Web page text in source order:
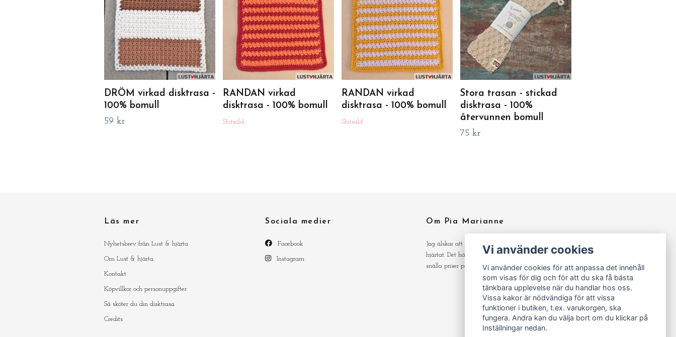
DRÖM virkad disktrasa -
100% bomull
59 kr
RANDAN virkad
disktrasa - 100% bomull
Slutsåld
RANDAN virkad
disktrasa - 100% bomull
Slutsåld
Stora trasan - stickad
disktrasa - 100%
återvunnen bomull
75 kr
Läs mer
Nyhetsbrev från Lust & hjärta
Om Lust & hjärta
Kontakt
Köpvillkor och personuppgifter
Så sköter du din disktrasa
Credits
Sociala medier
Facebook
Instagram
Om Pia Marianne
Jag älskar att skapa och gör det av lust och med
hjärtat. Det här är min hobby så jag kan hålla hyfsat
snälla priser på det jag erbjuder i butiken.
Vi använder cookies
Vi använder cookies för att anpassa det innehåll
som visas för dig och för att du ska få bästa
tänkbara upplevelse när du handlar hos oss.
Vissa kakor är nödvändiga för att vissa
funktioner i butiken, t.ex. varukorgen, ska
fungera. Andra kan du välja bort om du klickar på
Inställningar nedan.